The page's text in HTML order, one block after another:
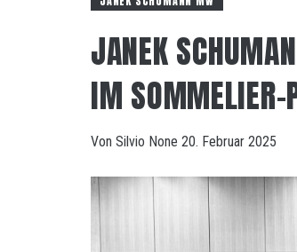
JANEK
IM SOMMELIER-
Von Silvio None 20. Februar 2025